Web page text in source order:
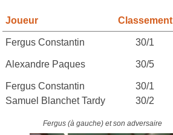
Joueur Classement
Fergus Constantin 30/1
Alexandre Paques 30/5
Fergus Constantin
Samuel Blanchet Tardy
30/1
30/2
Fergus (à gauche) et son adversaire